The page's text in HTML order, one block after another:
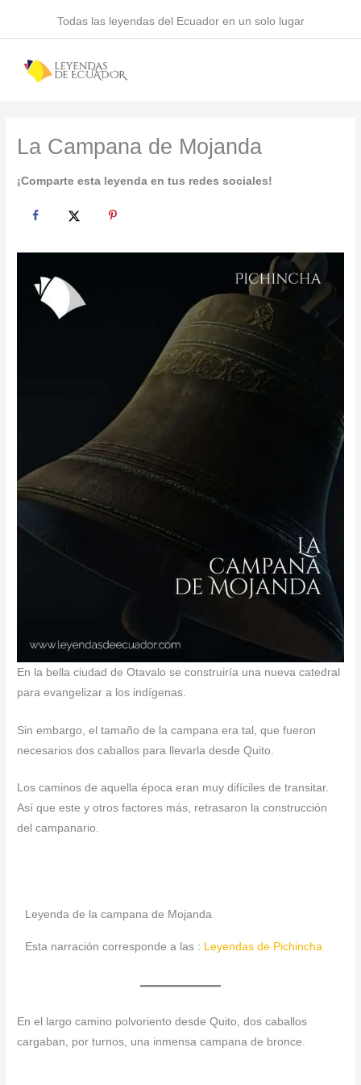
Todas las leyendas del Ecuador en un solo lugar
La Campana de Mojanda
¡Comparte esta leyenda en tus redes sociales!
En la bella ciudad de Otavalo se construiría una nueva catedral
para evangelizar a los indígenas.
Sin embargo, el tamaño de la campana era tal, que fueron
necesarios dos caballos para llevarla desde Quito.
Los caminos de aquella época eran muy difíciles de transitar.
Así que este y otros factores más, retrasaron la construcción
del campanario.
Leyenda de la campana de Mojanda
Esta narración corresponde a las : Leyendas de Pichincha
En el largo camino polvoriento desde Quito, dos caballos
cargaban, por turnos, una inmensa campana de bronce.